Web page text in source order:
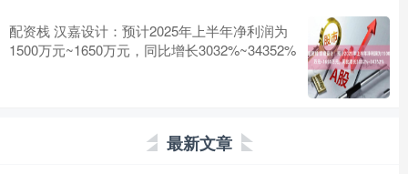
配资栈 汉嘉设计：预计2025年上半年净利润为
1500万元~1650万元，同比增长3032%~34352%
最新文章